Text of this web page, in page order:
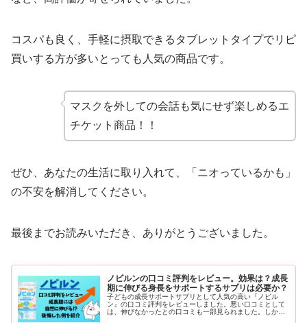
コスパも良く、手軽に摂取できるタブレットタイプでリピ
買いする方が多いとっても人気の商品です。
マスクを外しての会話も気にせず楽しめるエ
チケット商品！！
ぜひ、あなたの生活に取り入れて、「ニオっているかも」
の不安を解消してください。
最後までお読みいただき、ありがとうございました。
ノビルンの口コミ評判をレビュー。効果は？成長
期に伸びる身長をサポートするサプリは必要か？
子どもの成長サポートサプリとして人気の高い『ノビル
ン』の口コミ評判をレビューしました。悪い口コミとして
は、伸びなかったとの口コミも一部見られました。しかし